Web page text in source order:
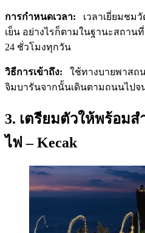
การกำหนดเวลา: เวลาเยี่ยมชมวั
เย็น อย่างไรก็ตามในฐานะสถาน
24 ชั่วโมงทุกวัน
วิธีการเข้าถึง: ใช้ทางบายพาสถน
จิมบารันจากนั้นเดินตามถนนไปจ
3. เตรียมตัวให้พร้อมส
ไฟ – Kecak